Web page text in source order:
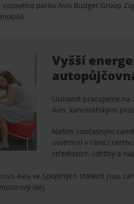
parku Avis Budget Group
Vyšší
Usilovně pracujeme na
Avis, kancelářskými
Naším současným
osvětlení v rámci
střediscích údržby a
Avis ve Spojených státech jsou
olej.